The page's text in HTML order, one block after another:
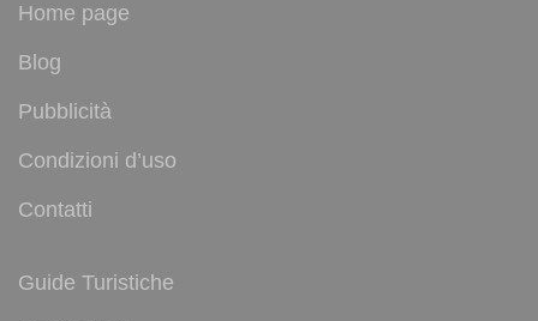
Home page
Blog
Pubblicità
Condizioni d’uso
Contatti
Guide Turistiche